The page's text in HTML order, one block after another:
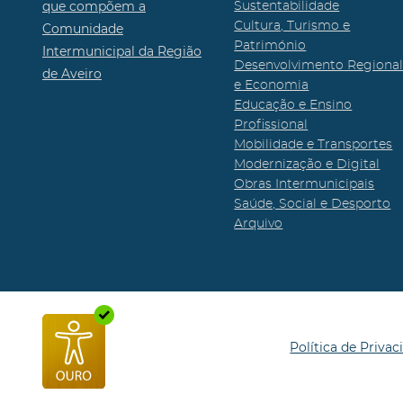
que compõem a
Comunidade
Intermunicipal da Região
de Aveiro
Sustentabilidade
Cultura, Turismo e
Património
Desenvolvimento Regional
e Economia
Educação e Ensino
Profissional
Mobilidade e Transportes
Modernização e Digital
Obras Intermunicipais
Saúde, Social e Desporto
Arquivo
Política de